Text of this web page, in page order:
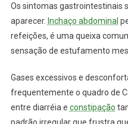
Os sintomas gastrointestinais
aparecer. Inchaço abdominal
refeições, é uma queixa
sensação de estufamento
Gases excessivos e
frequentemente o quadro de
entre diarréia e constipação
padrão irregular que frustra